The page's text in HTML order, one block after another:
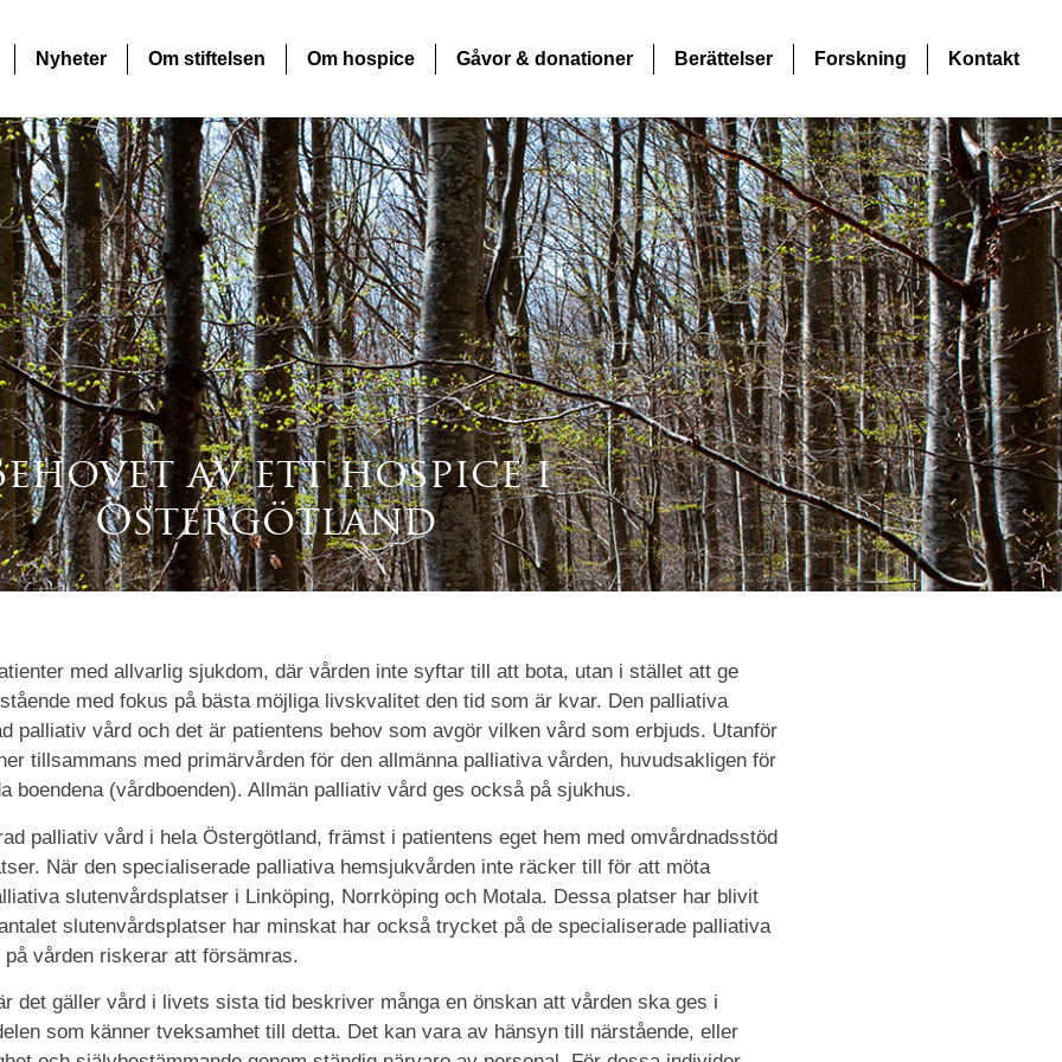
Nyheter Om stiftelsen Om hospice Gåvor & donationer Berättelser Forskning Kontakt
av ett hospice i
Östergötland
med allvarlig sjukdom, där vården inte syftar till att bota, utan i stället att ge
med fokus på bästa möjliga livskvalitet den tid som är kvar. Den palliativa
palliativ vård och det är patientens behov som avgör vilken vård som erbjuds. Utanför
tillsammans med primärvården för den allmänna palliativa vården, huvudsakligen för
boendena (vårdboenden). Allmän palliativ vård ges också på sjukhus.
palliativ vård i hela Östergötland, främst i patientens eget hem med omvårdnadsstöd
När den specialiserade palliativa hemsjukvården inte räcker till för att möta
slutenvårdsplatser i Linköping, Norrköping och Motala. Dessa platser har blivit
slutenvårdsplatser har minskat har också trycket på de specialiserade palliativa
vården riskerar att försämras.
det gäller vård i livets sista tid beskriver många en önskan att vården ska ges i
som känner tveksamhet till detta. Det kan vara av hänsyn till närstående, eller